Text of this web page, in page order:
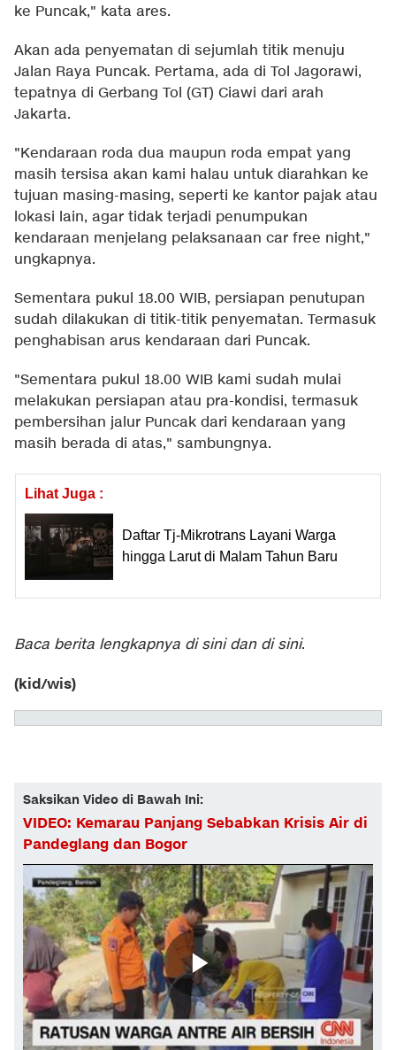
ke Puncak," kata ares.
Akan ada penyematan di sejumlah titik menuju
Jalan Raya Puncak. Pertama, ada di Tol Jagorawi,
tepatnya di Gerbang Tol (GT) Ciawi dari arah
Jakarta.
"Kendaraan roda dua maupun roda empat yang
masih tersisa akan kami halau untuk diarahkan ke
tujuan masing-masing, seperti ke kantor pajak atau
lokasi lain, agar tidak terjadi penumpukan
kendaraan menjelang pelaksanaan car free night,"
ungkapnya.
Sementara pukul 18.00 WIB, persiapan penutupan
sudah dilakukan di titik-titik penyematan. Termasuk
penghabisan arus kendaraan dari Puncak.
"Sementara pukul 18.00 WIB kami sudah mulai
melakukan persiapan atau pra-kondisi, termasuk
pembersihan jalur Puncak dari kendaraan yang
masih berada di atas," sambungnya.
Lihat Juga :
Daftar Tj-Mikrotrans Layani Warga
hingga Larut di Malam Tahun Baru
Baca berita lengkapnya di sinidan di sini.
(kid/wis)
Saksikan Video di Bawah Ini:
VIDEO: Kemarau Panjang Sebabkan Krisis Air di
Pandeglang dan Bogor